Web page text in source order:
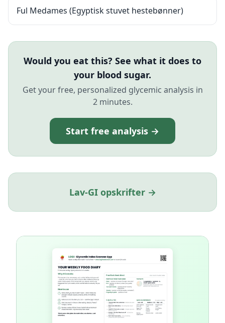
Ful Medames (Egyptisk stuvet hestebønner)
Would you eat this? See what it does to
your blood sugar.
Get your free, personalized glycemic analysis in
2 minutes.
Start free analysis →
Lav-GI opskrifter →